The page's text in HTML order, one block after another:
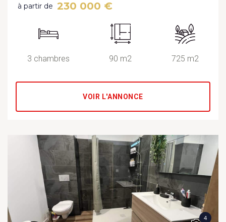
à partir de 230 000 €
3 chambres 90 m2 725 m2
VOIR L'ANNONCE
4